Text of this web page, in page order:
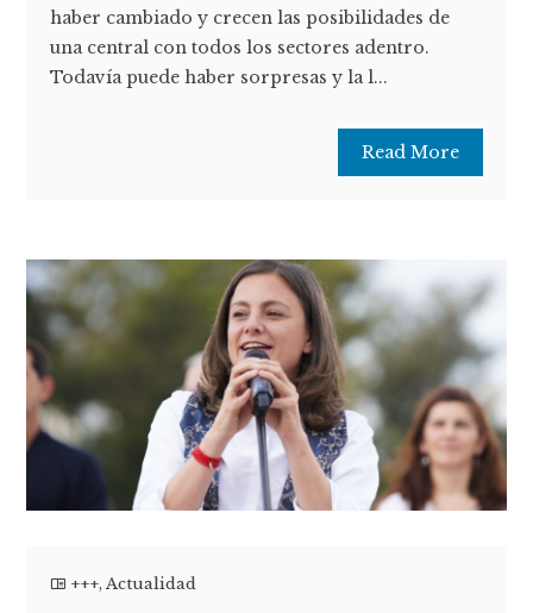
haber cambiado y crecen las posibilidades de
una central con todos los sectores adentro.
Todavía puede haber sorpresas y la l...
Read More
+++,Actualidad